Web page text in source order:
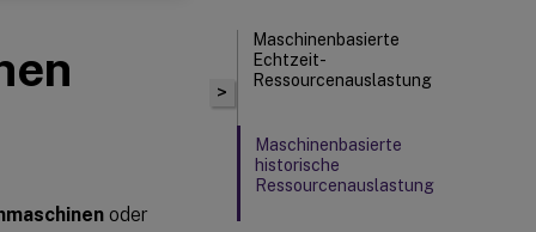
oder
>
Maschinenbasierte
Echtzeit-
Ressourcenauslastung
Maschinenbasierte
historische
Ressourcenauslastung